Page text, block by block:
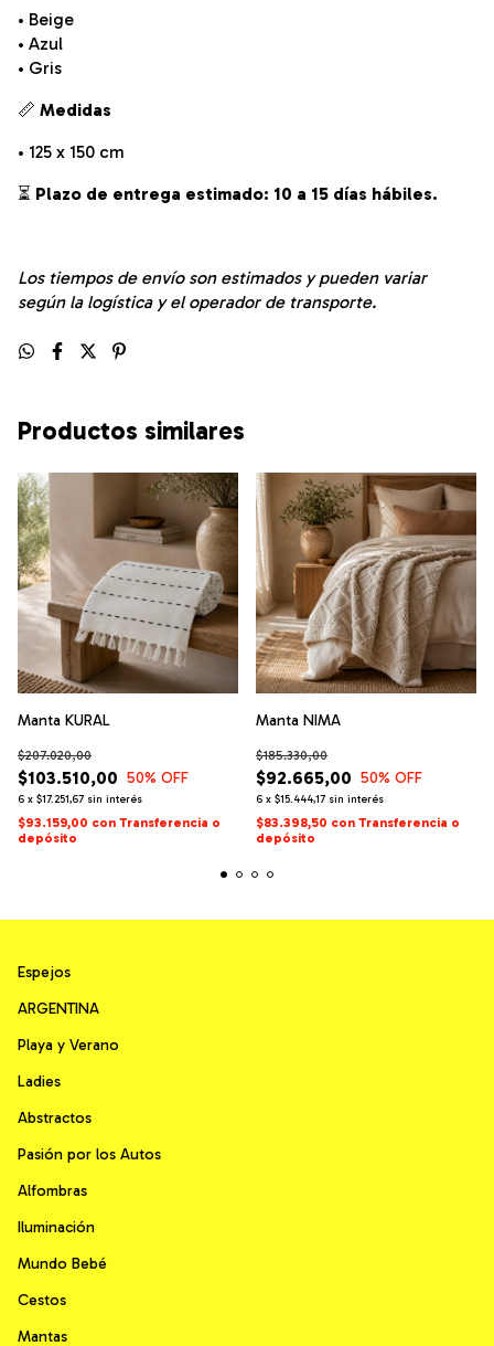
• Beige
• Azul
• Gris
📏 Medidas
• 125 x 150 cm
⏳ Plazo de entrega estimado: 10 a 15 días hábiles.
Los tiempos de envío son estimados y pueden variar
según la logística y el operador de transporte.
Productos similares
Manta KURAL
$103.510,00
$207.020,00
50% OFF
6 x $17.251,67 sin interés
$93.159,00 con Transferencia o
depósito
Manta NIMA
$92.665,00
$185.330,00
50% OFF
6 x $15.444,17 sin interés
$83.398,50 con Transferencia o
depósito
Espejos
ARGENTINA
Playa y Verano
Ladies
Abstractos
Pasión por los Autos
Alfombras
Iluminación
Mundo Bebé
Cestos
Mantas